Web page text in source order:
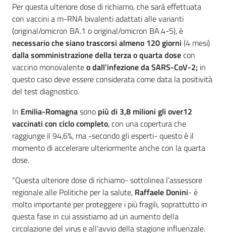
Per questa ulteriore dose di richiamo, che sarà effettuata
con vaccini a m-RNA bivalenti adattati alle varianti
(original/omicron BA.1 o original/omicron BA.4-5), è
necessario che siano trascorsi almeno 120 giorni (4 mesi)
dalla somministrazione della terza o quarta dosecon
vaccino monovalenteo dall’infezione da SARS-CoV-2; in
questo caso deve essere considerata come data la positività
del test diagnostico.
In Emilia-Romagnasono più di 3,8 milioni gli over12
vaccinati con ciclo completo, con una copertura che
raggiunge il 94,6%, ma -secondo gli esperti- questo è il
momento di accelerare ulteriormente anche con la quarta
dose.
“Questa ulteriore dose di richiamo- sottolinea l’assessore
regionale alle Politiche per la salute, Raffaele Donini- è
molto importante per proteggere i più fragili, soprattutto in
questa fase in cui assistiamo ad un aumento della
circolazione del virus e all’avvio della stagione influenzale.